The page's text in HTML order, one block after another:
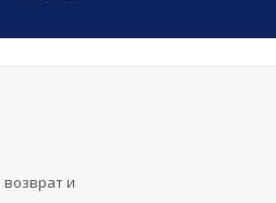
возврат и